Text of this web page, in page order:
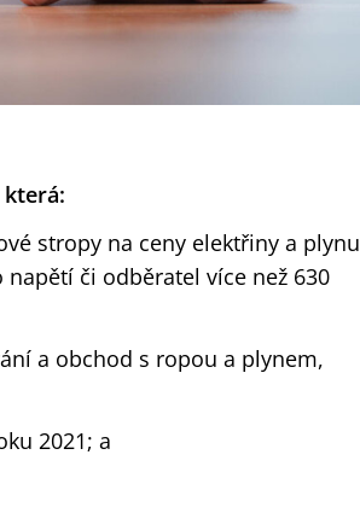
stropy na ceny elektřiny a plynu
či odběratel více než 630
a obchod s ropou a plynem,
2021; a